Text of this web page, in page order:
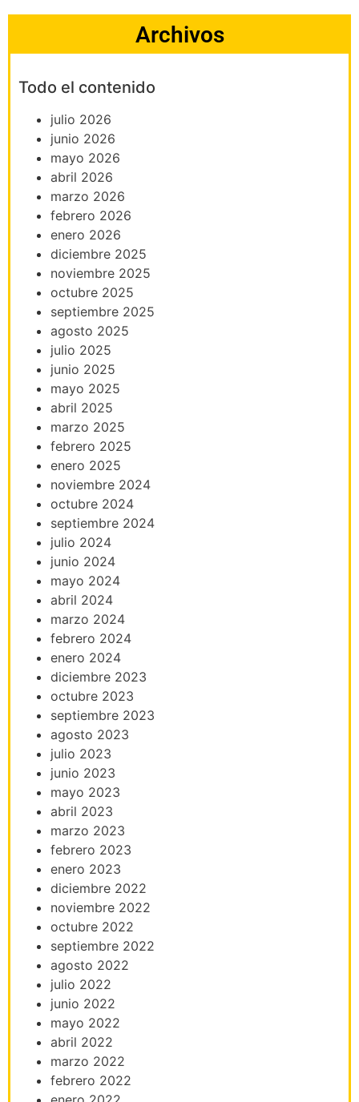
Archivos
Todo el contenido
julio 2026
junio 2026
mayo 2026
abril 2026
marzo 2026
febrero 2026
enero 2026
diciembre 2025
noviembre 2025
octubre 2025
septiembre 2025
agosto 2025
julio 2025
junio 2025
mayo 2025
abril 2025
marzo 2025
febrero 2025
enero 2025
noviembre 2024
octubre 2024
septiembre 2024
julio 2024
junio 2024
mayo 2024
abril 2024
marzo 2024
febrero 2024
enero 2024
diciembre 2023
octubre 2023
septiembre 2023
agosto 2023
julio 2023
junio 2023
mayo 2023
abril 2023
marzo 2023
febrero 2023
enero 2023
diciembre 2022
noviembre 2022
octubre 2022
septiembre 2022
agosto 2022
julio 2022
junio 2022
mayo 2022
abril 2022
marzo 2022
febrero 2022